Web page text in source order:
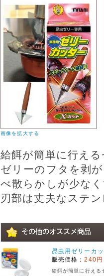
画像を拡大する
給餌が簡単に行え
ゼリーのフタを剥
べ散らかしが少な
刃部は丈夫なステ
昆虫用ゼリーカ
販売価格：240円
給餌が簡単に行える